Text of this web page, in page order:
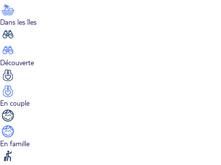
Dans les îles
Découverte
En couple
En famille